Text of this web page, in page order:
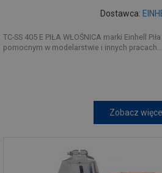
Dostawca:
TC-SS 405 E PIŁA WŁOŚNICA marki Einhell
pomocnym w modelarstwie i innych pracach...
Zobacz